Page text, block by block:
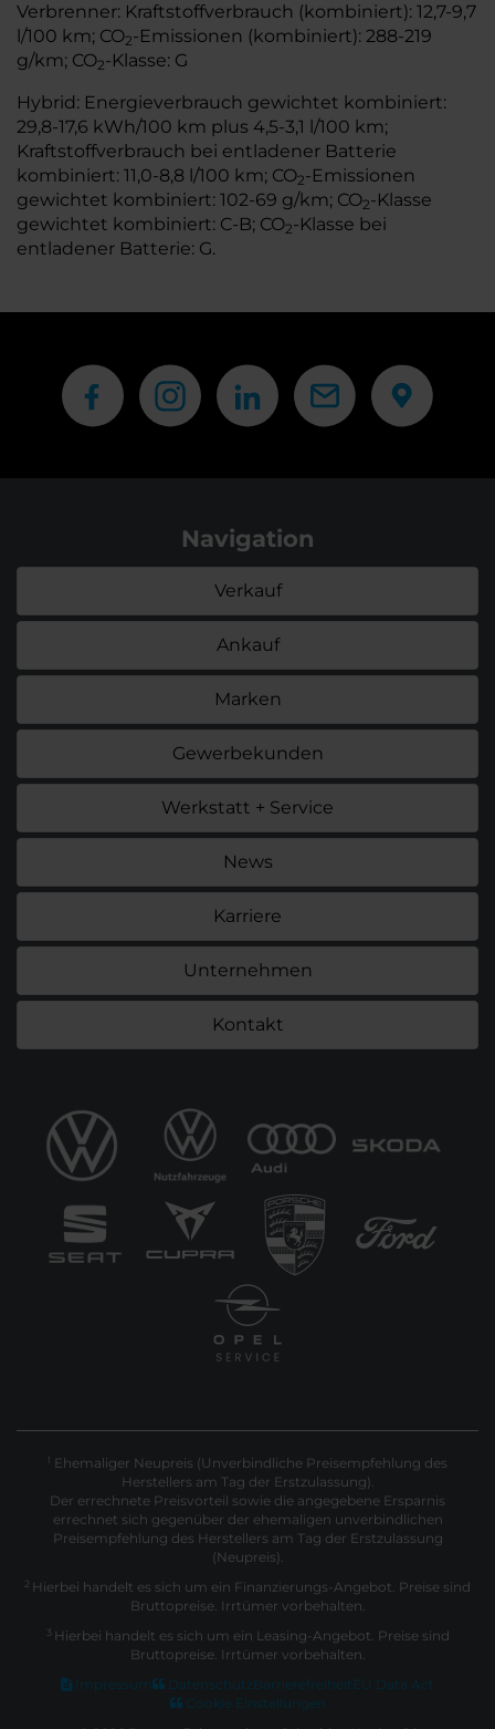
Verbrenner: Kraftstoffverbrauch (kombiniert): 12,7-9,7
l/100 km; CO2-Emissionen (kombiniert): 288-219
g/km; CO2-Klasse: G
Hybrid: Energieverbrauch gewichtet kombiniert:
29,8-17,6 kWh/100 km plus 4,5-3,1 l/100 km;
Kraftstoffverbrauch bei entladener Batterie
kombiniert: 11,0-8,8 l/100 km; CO2-Emissionen
gewichtet kombiniert: 102-69 g/km; CO2-Klasse
gewichtet kombiniert: C-B; CO2-Klasse bei
entladener Batterie: G.
Navigation
Verkauf
Ankauf
Marken
Gewerbekunden
Werkstatt + Service
News
Karriere
Unternehmen
Kontakt
1 Ehemaliger Neupreis (Unverbindliche Preisempfehlung des
Herstellers am Tag der Erstzulassung).
Der errechnete Preisvorteil sowie die angegebene Ersparnis
errechnet sich gegenüber der ehemaligen unverbindlichen
Preisempfehlung des Herstellers am Tag der Erstzulassung
(Neupreis).
2 Hierbei handelt es sich um ein Finanzierungs-Angebot. Preise sind
Bruttopreise. Irrtümer vorbehalten.
3 Hierbei handelt es sich um ein Leasing-Angebot. Preise sind
Bruttopreise. Irrtümer vorbehalten.
Impressum
Datenschutz Barrierefreiheit EU Data Act
Cookie Einstellungen